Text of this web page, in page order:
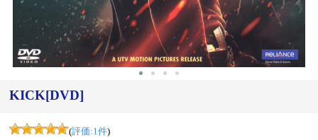
KICK[DVD]
(評価:1件)